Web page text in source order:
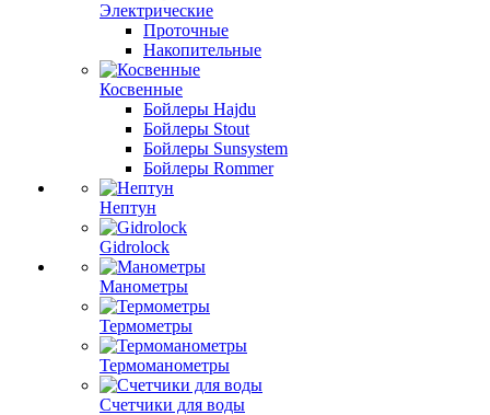
Электрические
Проточные
Накопительные
Косвенные
Бойлеры Hajdu
Бойлеры Stout
Бойлеры Sunsystem
Бойлеры Rommer
Нептун
Gidrolock
Манометры
Термометры
Термоманометры
Счетчики для воды